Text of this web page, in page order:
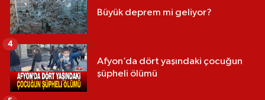
Büyük deprem mi geliyor?
Afyon’da dört yaşındaki çocuğun
şüpheli ölümü
4